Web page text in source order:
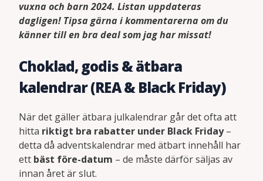
vuxna och barn 2024. Listan uppdateras
dagligen! Tipsa gärna i kommentarerna om du
känner till en bra deal som jag har missat!
Choklad, godis & ätbara
kalendrar (REA & Black Friday)
När det gäller ätbara julkalendrar går det ofta att
hitta riktigt bra rabatter under Black Friday–
detta då adventskalendrar med ätbart innehåll har
ett bäst före-datum – de måste därför säljas av
innan året är slut.